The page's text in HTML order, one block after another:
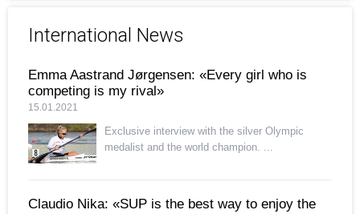
International News
Emma Aastrand Jørgensen: «Every girl who is
competing is my rival»
15.01.2021
Exclusive interview with the silver Olympic
medalist and the world champion. ...
Claudio Nika: «SUP is the best way to enjoy the